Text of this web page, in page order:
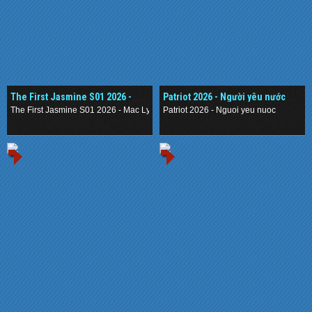
The First Jasmine S01 2026 -
Mạc Ly
The First Jasmine S01 2026 - Mac Ly
Patriot 2026 - Người yêu nước
Patriot 2026 - Nguoi yeu nuoc